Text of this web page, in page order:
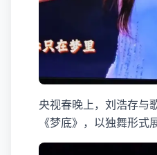
央视春晚上，刘浩存与
《梦底》，以独舞形式